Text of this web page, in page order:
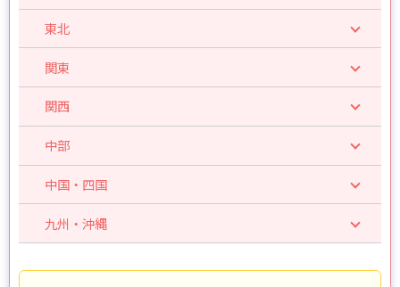
東北
関東
関西
中部
中国・四国
九州・沖縄